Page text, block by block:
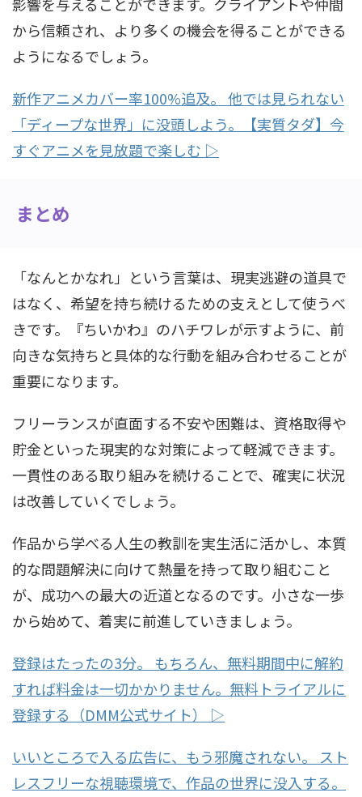
影響を与えることができます。クライアントや仲間
から信頼され、より多くの機会を得ることができる
ようになるでしょう。
新作アニメカバー率100%追及。 他では見られない
「ディープな世界」に没頭しよう。【実質タダ】今
すぐアニメを見放題で楽しむ ▷
まとめ
「なんとかなれ」という言葉は、現実逃避の道具で
はなく、希望を持ち続けるための支えとして使うべ
きです。『ちいかわ』のハチワレが示すように、前
向きな気持ちと具体的な行動を組み合わせることが
重要になります。
フリーランスが直面する不安や困難は、資格取得や
貯金といった現実的な対策によって軽減できます。
一貫性のある取り組みを続けることで、確実に状況
は改善していくでしょう。
作品から学べる人生の教訓を実生活に活かし、本質
的な問題解決に向けて熱量を持って取り組むこと
が、成功への最大の近道となるのです。小さな一歩
から始めて、着実に前進していきましょう。
登録はたったの3分。 もちろん、無料期間中に解約
すれば料金は一切かかりません。無料トライアルに
登録する（DMM公式サイト） ▷
いいところで入る広告に、もう邪魔されない。 スト
レスフリーな視聴環境で、作品の世界に没入する。